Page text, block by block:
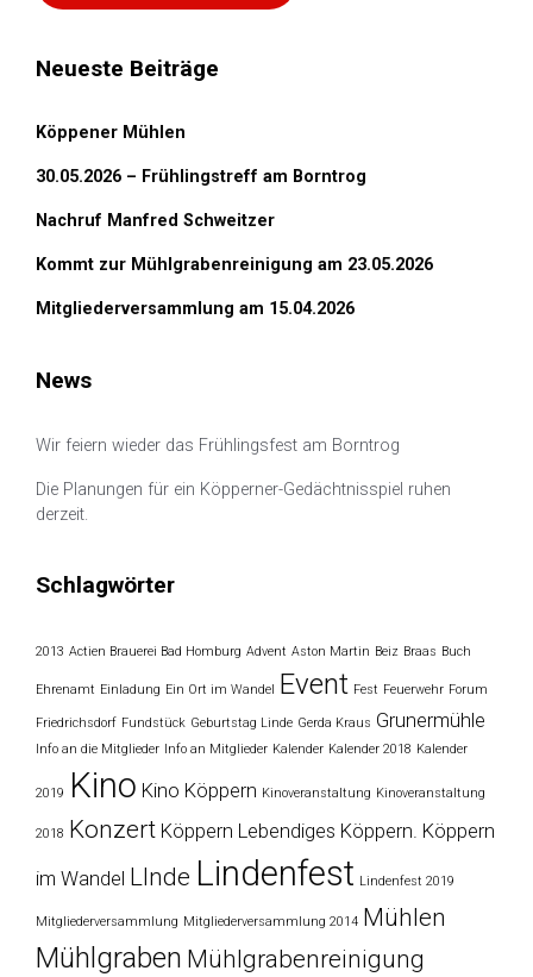
Neueste Beiträge
Köppener Mühlen
30.05.2026 – Frühlingstreff am Borntrog
Nachruf Manfred Schweitzer
Kommt zur Mühlgrabenreinigung am 23.05.2026
Mitgliederversammlung am 15.04.2026
News
Wir feiern wieder das Frühlingsfest am Borntrog
Die Planungen für ein Köpperner-Gedächtnisspiel ruhen
derzeit.
Schlagwörter
2013 Actien Brauerei Bad Homburg Advent Aston Martin Beiz Braas Buch
Ehrenamt Einladung Ein Ort im Wandel Event Fest Feuerwehr Forum
Friedrichsdorf Fundstück Geburtstag Linde Gerda Kraus Grunermühle
Info an die Mitglieder Info an Mitglieder Kalender Kalender 2018 Kalender
2019 Kino Kino Köppern Kinoveranstaltung Kinoveranstaltung
2018 Konzert Köppern Lebendiges Köppern. Köppern
im Wandel LInde Lindenfest Lindenfest 2019
Mitgliederversammlung Mitgliederversammlung 2014 Mühlen
Mühlgraben Mühlgrabenreinigung